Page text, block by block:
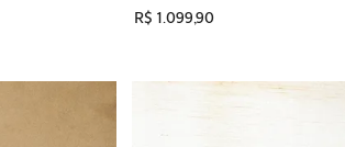
R$ 1.099,90
Imagem alterada para 1 de 6